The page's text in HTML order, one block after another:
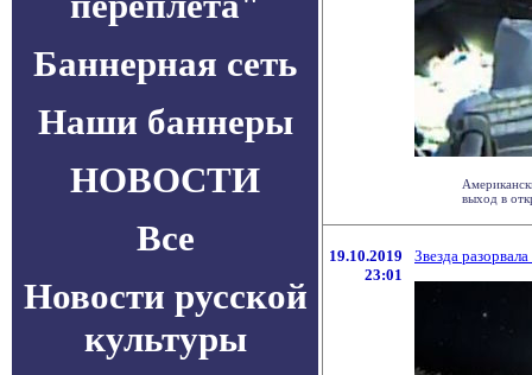
Баннерная сеть
Наши баннеры
НОВОСТИ
Все
Новости русской
культуры
выход в
19.10.2019
23:01
Звезда